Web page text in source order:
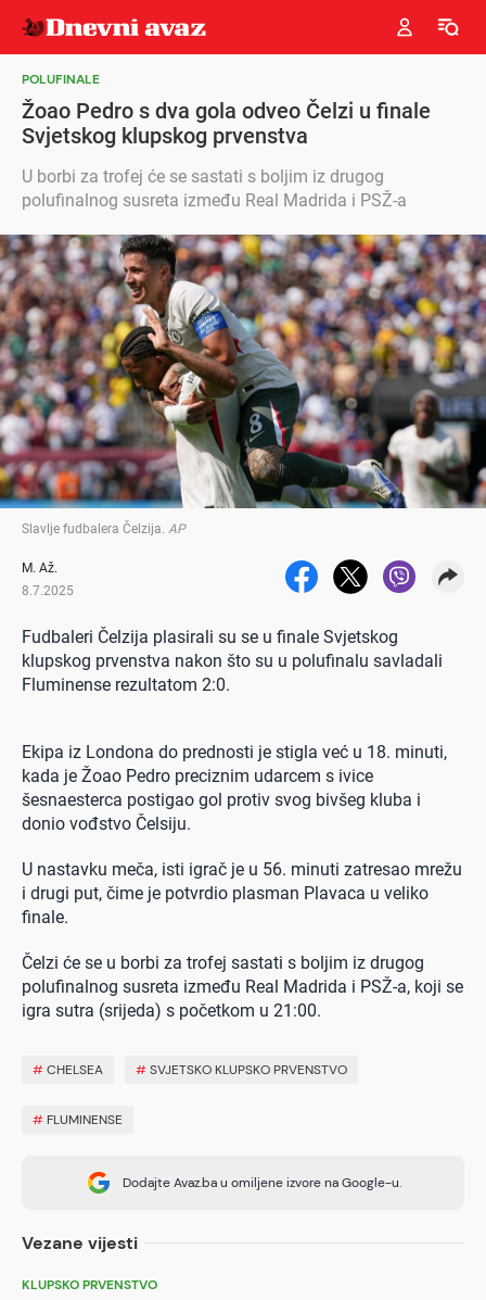
POLUFINALE
Žoao Pedro s dva gola odveo Čelzi u finale
Svjetskog klupskog prvenstva
U borbi za trofej će se sastati s boljim iz drugog
polufinalnog susreta između Real Madrida i PSŽ-a
Slavlje fudbalera Čelzija AP
M. Až.
8.7.2025
Fudbaleri Čelzija plasirali su se u finale Svjetskog
klupskog prvenstva nakon što su u polufinalu savladali
Fluminense rezultatom 2:0.
Ekipa iz Londona do prednosti je stigla već u 18. minuti,
kada je Žoao Pedro preciznim udarcem s ivice
šesnaesterca postigao gol protiv svog bivšeg kluba i
donio vođstvo Čelsiju.
U nastavku meča, isti igrač je u 56. minuti zatresao mrežu
i drugi put, čime je potvrdio plasman Plavaca u veliko
finale.
Čelzi će se u borbi za trofej sastati s boljim iz drugog
polufinalnog susreta između Real Madrida i PSŽ-a, koji se
igra sutra (srijeda) s početkom u 21:00.
#CHELSEA #SVJETSKO KLUPSKO PRVENSTVO
# FLUMINENSE
Dodajte Avaz.ba u omiljene izvore na Google-u.
Vezane vijesti
KLUPSKO PRVENSTVO